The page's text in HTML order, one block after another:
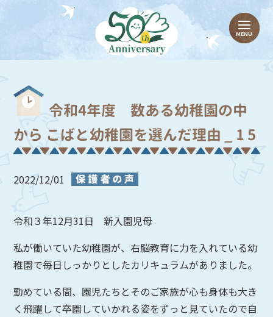
令和4年度 数ある幼稚園の中
から こばと幼稚園を選んだ理由 _ 1 5
2022/12/01
令和３年12月31日 新入園児母
私が働いていた幼稚園が、右脳教育に力を入れている幼
稚園で毎日しっかりとしたカリキュラムがありました。
勤めている間、園児たちとそのご家族が心も身体も大き
く飛躍して卒園していかれる姿をずっと見ていたので自